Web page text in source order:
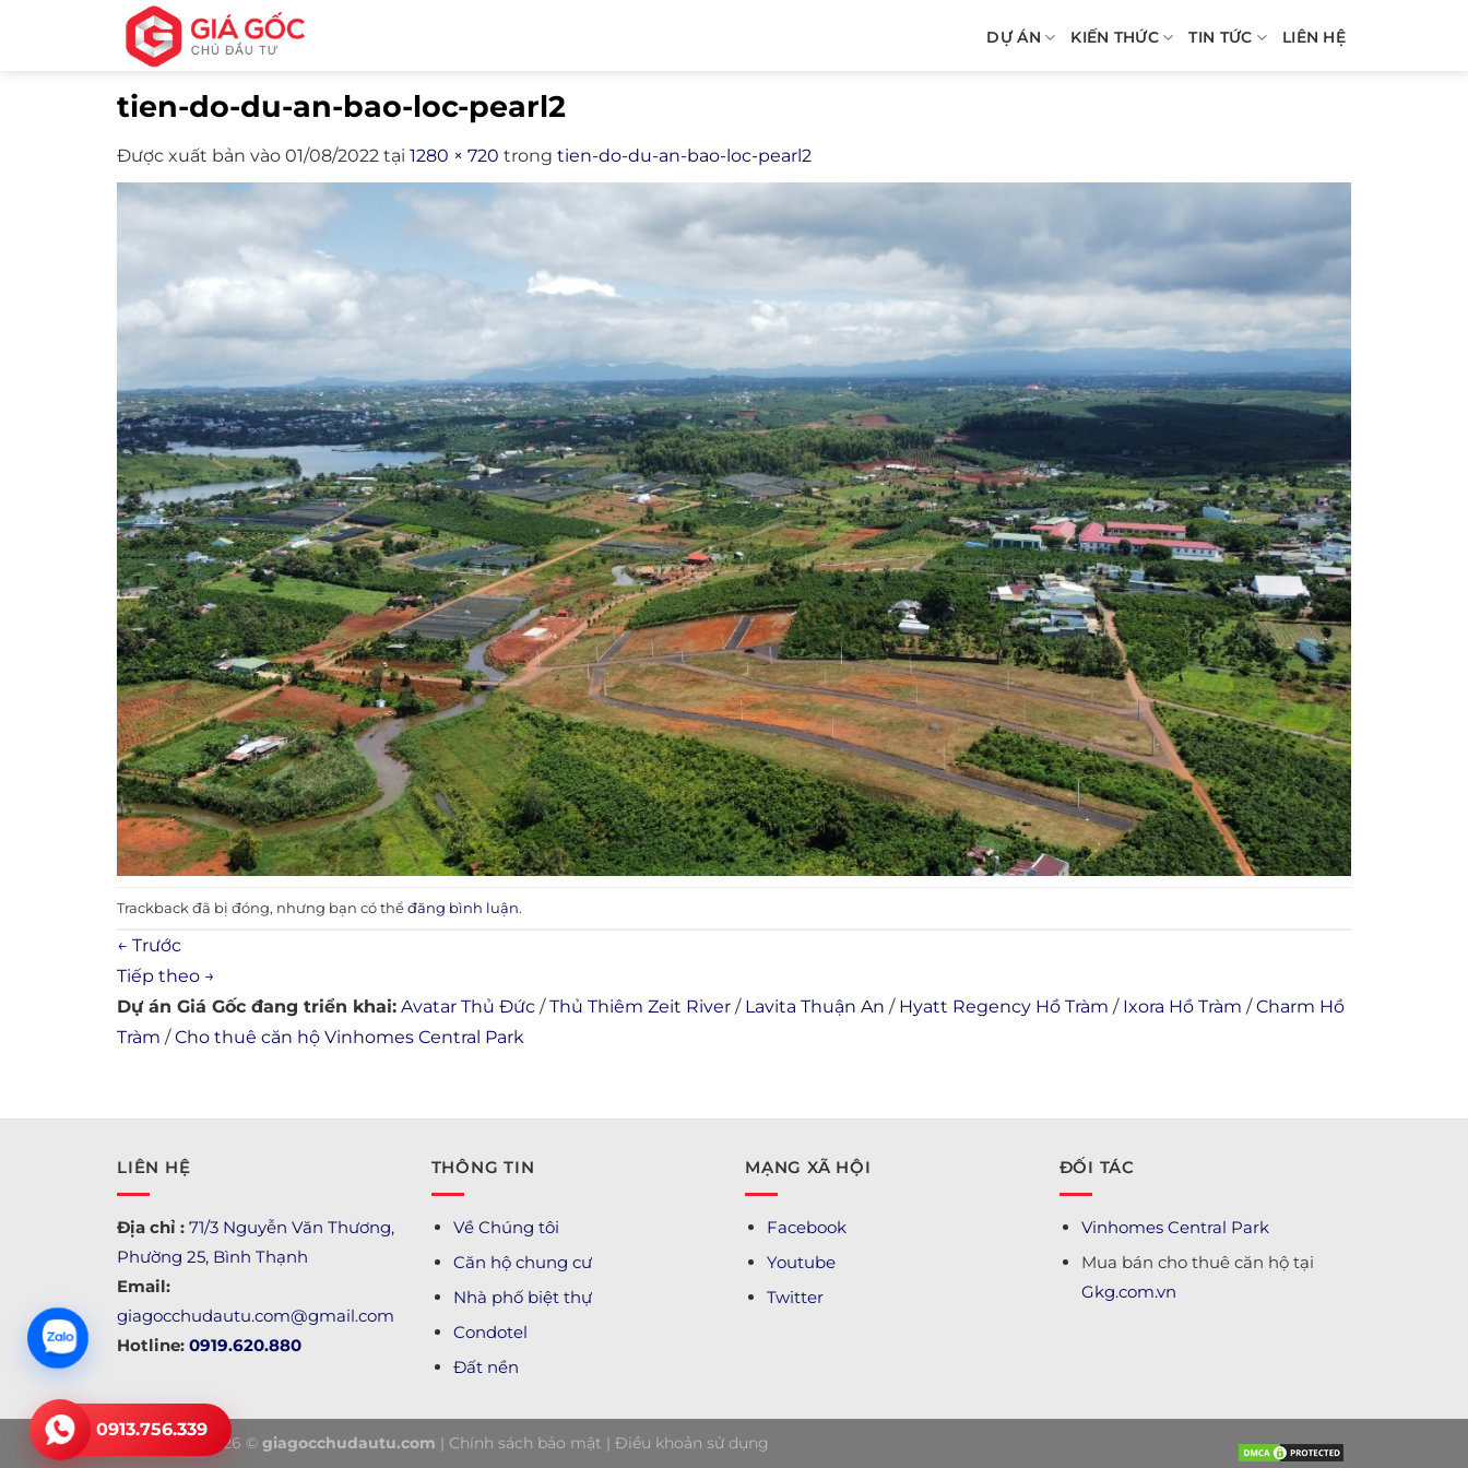
DỰ ÁN KIẾN THỨC TIN TỨC LIÊN HỆ
tien-do-du-an-bao-loc-pearl2
Được xuất bản vào 01/08/2022 tại 1280 × 720 trong tien-do-du-an-bao-loc-pearl2
Trackback đã bị đóng, nhưng bạn có thể đăng bình luận.
← Trước
Tiếp theo →
Dự án Giá Gốc đang triển khai: Avatar Thủ Đức /Thủ Thiêm Zeit River / Lavita Thuận An / Hyatt Regency Hồ Tràm / Ixora Hồ Tràm /Charm Hồ
Tràm /Cho thuê căn hộ Vinhomes Central Park
LIÊN HỆ
Địa chỉ : 71/3 Nguyễn Văn Thương,
Phường 25, Bình Thạnh
Email:
giagocchudautu.com@gmail.com
Hotline: 0919.620.880
THÔNG TIN
Về Chúng tôi
Căn hộ chung cư
Nhà phố biệt thự
Condotel
Đất nền
MẠNG XÃ HỘI
Facebook
Youtube
Twitter
ĐỐI TÁC
Vinhomes Central Park
Mua bán cho thuê căn hộ tại
Gkg.com.vn
Copyright 2026 © giagocchudautu.com | Chính sách bảo mật | Điều khoản sử dụng
0913.756.339